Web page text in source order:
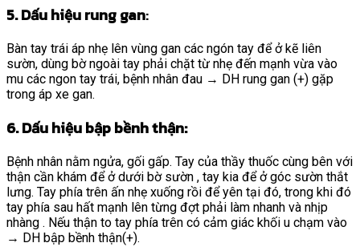
5. Dấu hiệu rung gan:
Bàn tay trái áp nhẹ lên vùng gan các ngón tay để ở kẽ liên
sườn, dùng bờ ngoài tay phải chặt từ nhẹ đến mạnh vừa vào
mu các ngon tay trái, bệnh nhân đau → DH rung gan (+) gặp
trong áp xe gan.
6. Dấu hiệu bập bềnh thận:
Bệnh nhân nằm ngửa, gối gấp. Tay của thầy thuốc cùng bên với
thận cần khám để ở dưới bờ sườn , tay kia để ở góc sườn thắt
lưng. Tay phía trên ấn nhẹ xuống rồi để yên tại đó, trong khi đó
tay phía sau hất mạnh lên từng đợt phải làm nhanh và nhịp
nhàng . Nếu thận to tay phía trên có cảm giác khối u chạm vào
→ DH bập bềnh thận(+).